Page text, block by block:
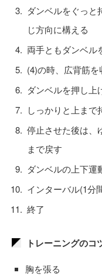
ダンベルをぐっと
じ方向に構える
両手ともダンベル
(4)の時、広背筋を
ダンベルを押し上
しっかりと上まで
停止させた後は、
まで戻す
ダンベルの上下運
インターバル(1分
終了
トレーニングのコ
胸を張る